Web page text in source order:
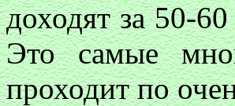
доходят за 50-
Это самые
проходит по